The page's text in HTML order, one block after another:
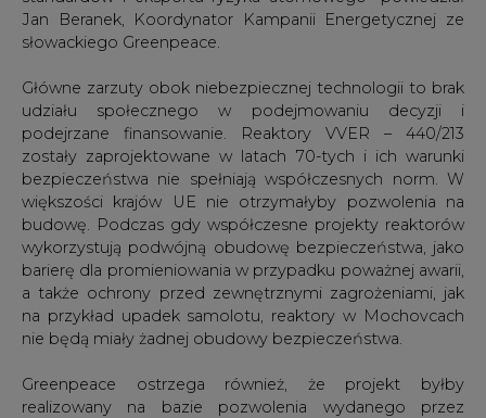
Jan Beranek, Koordynator Kampanii Energetycznej ze
słowackiego Greenpeace.
Główne zarzuty obok niebezpiecznej technologii to brak
udziału społecznego w podejmowaniu decyzji i
podejrzane finansowanie. Reaktory VVER – 440/213
zostały zaprojektowane w latach 70-tych i ich warunki
bezpieczeństwa nie spełniają współczesnych norm. W
większości krajów UE nie otrzymałyby pozwolenia na
budowę. Podczas gdy współczesne projekty reaktorów
wykorzystują podwójną obudowę bezpieczeństwa, jako
barierę dla promieniowania w przypadku poważnej awarii,
a także ochrony przed zewnętrznymi zagrożeniami, jak
na przykład upadek samolotu, reaktory w Mochovcach
nie będą miały żadnej obudowy bezpieczeństwa.
Greenpeace ostrzega również, że projekt byłby
realizowany na bazie pozwolenia wydanego przez